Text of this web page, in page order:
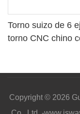
Torno suizo de 6
torno CNC chino
Copyright © 2026